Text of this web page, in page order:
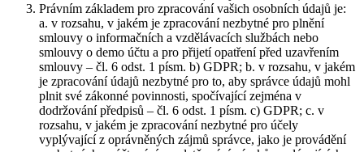
Právním základem pro zpracování vašich osobních údajů je:
a. v rozsahu, v jakém je zpracování nezbytné pro plnění
smlouvy o informačních a vzdělávacích službách nebo
smlouvy o demo účtu a pro přijetí opatření před uzavřením
smlouvy – čl. 6 odst. 1 písm. b) GDPR; b. v rozsahu, v jakém
je zpracování údajů nezbytné pro to, aby správce údajů mohl
plnit své zákonné povinnosti, spočívající zejména v
dodržování předpisů – čl. 6 odst. 1 písm. c) GDPR; c. v
rozsahu, v jakém je zpracování nezbytné pro účely
vyplývající z oprávněných zájmů správce, jako je provádění